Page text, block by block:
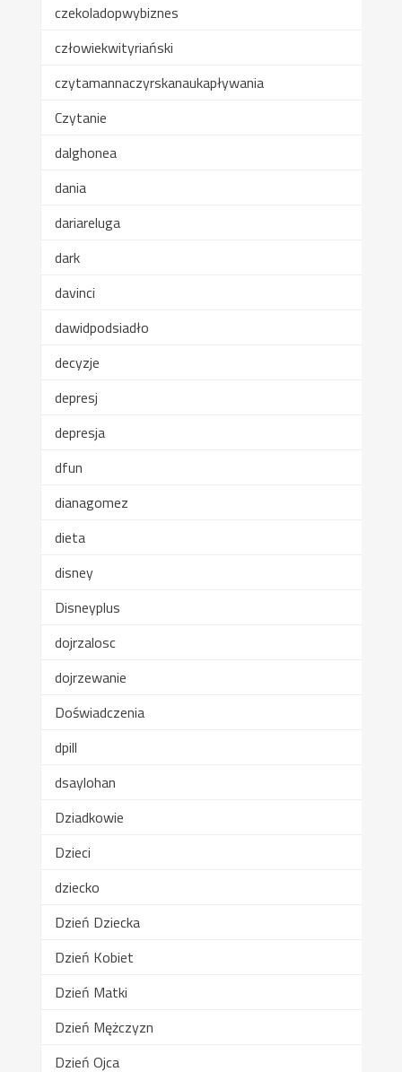
czekoladopwybiznes
człowiekwityriański
czytamannaczyrskanaukapływania
Czytanie
dalghonea
dania
dariareluga
dark
davinci
dawidpodsiadło
decyzje
depresj
depresja
dfun
dianagomez
dieta
disney
Disneyplus
dojrzalosc
dojrzewanie
Doświadczenia
dpill
dsaylohan
Dziadkowie
Dzieci
dziecko
Dzień Dziecka
Dzień Kobiet
Dzień Matki
Dzień Mężczyzn
Dzień Ojca